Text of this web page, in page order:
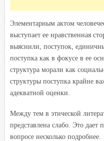
Элементарным актом
выступает ее нравственная
выяснили, поступок,
поступка как в фокусе в ее
структура морали как
структуры поступка крайне
адекватной оценки.
Между тем в этической
представлена слабо. Это дает
вопросе несколько подробнее.